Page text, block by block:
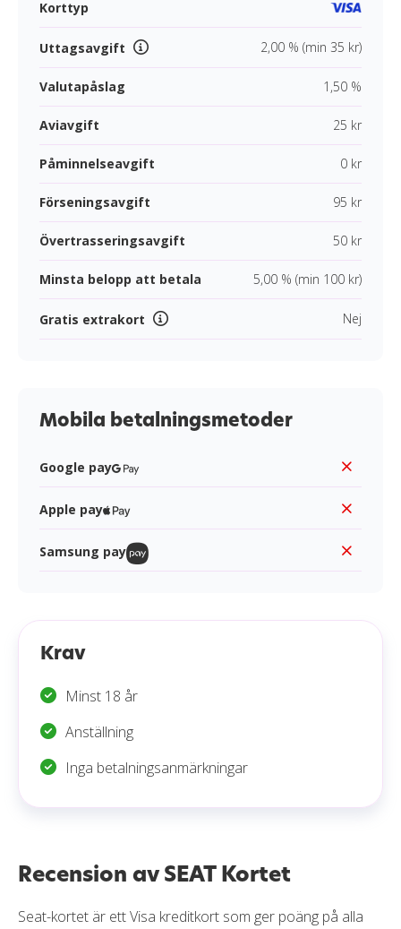
Korttyp
Uttagsavgift 2,00 % (min 35 kr)
Valutapåslag 1,50 %
Aviavgift 25 kr
Påminnelseavgift 0 kr
Förseningsavgift 95 kr
Övertrasseringsavgift 50 kr
Minsta belopp att betala 5,00 % (min 100 kr)
Gratis extrakort Nej
Mobila betalningsmetoder
Google pay
Apple pay
Samsung pay
Krav
Minst 18 år
Anställning
Inga betalningsanmärkningar
Recension av SEAT Kortet
Seat-kortet är ett Visa kreditkort som ger poäng på alla